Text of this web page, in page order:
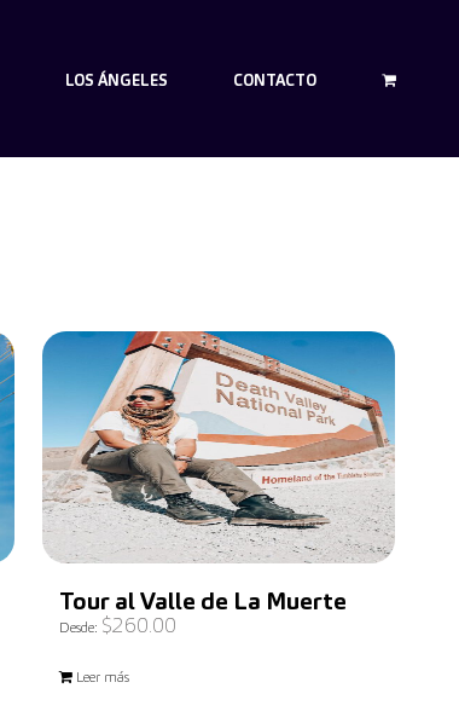
LOS ÁNGELES CONTACTO
Tour al Valle de La Muerte
Desde: $260.00
Leer más